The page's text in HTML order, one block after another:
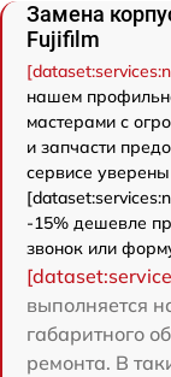
Замена
Fujifilm
нашем
мастерами с
и запчасти
сервисе
-15% дешевле
звонок или
выполняется
габаритного
ремонта. В